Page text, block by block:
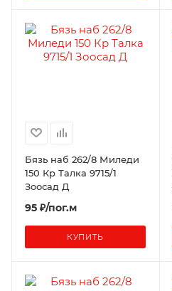
Бязь наб 262/8 Миледи
150 Кр Талка 9715/1
Зоосад Д
95 ₽/пог.м
КУПИТЬ